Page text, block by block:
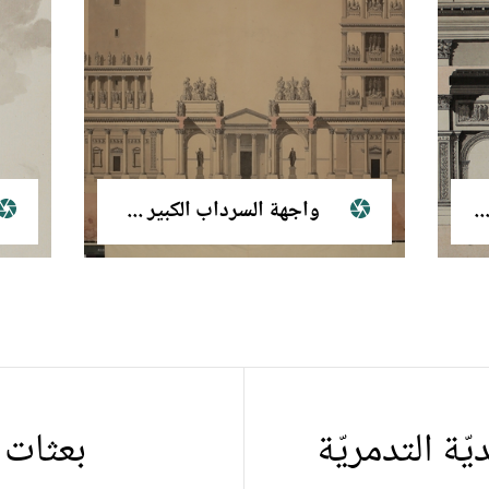
واجهة قوس النصر في تدمر واجهة السرداب الكبير والمعالم الأثرية الضريحية
التدمريّة